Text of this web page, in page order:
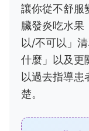
讓你從不舒服
臟發炎吃水果
以/不可以」
什麼」以及更
以過去指導患
楚。